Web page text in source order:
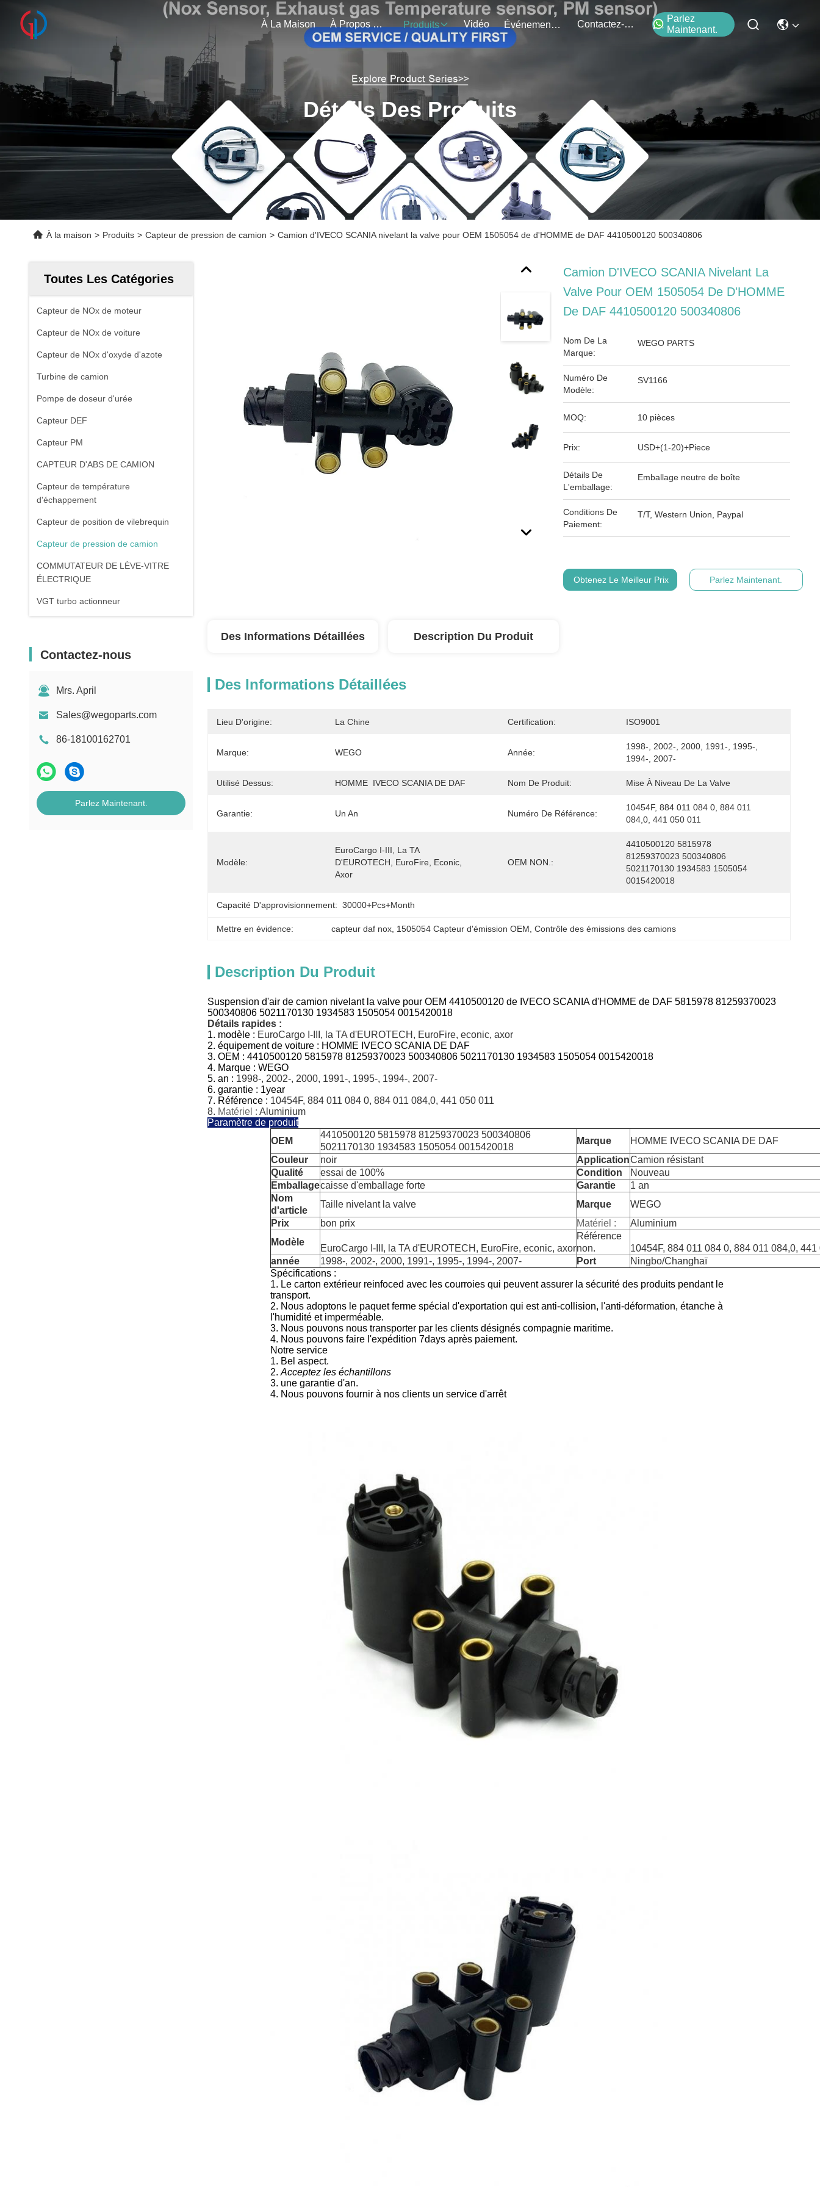
À La Maison À Propos De Nous Produits Vidéo Événements Contactez-Nous
Parlez
Maintenant.
Détails Des Produits
À la maison > Produits > Capteur de pression de camion > Camion d'IVECO SCANIA nivelant la valve pour OEM 1505054 de d'HOMME de DAF 4410500120 500340806
Toutes Les Catégories
Capteur de NOx de moteur
Capteur de NOx de voiture
Capteur de NOx d'oxyde d'azote
Turbine de camion
Pompe de doseur d'urée
Capteur DEF
Capteur PM
CAPTEUR D'ABS DE CAMION
Capteur de température
d'échappement
Capteur de position de vilebrequin
Capteur de pression de camion
COMMUTATEUR DE LÈVE-VITRE
ÉLECTRIQUE
VGT turbo actionneur
Contactez-nous
Mrs. April
Sales@wegoparts.com
86-18100162701
Parlez Maintenant.
Camion D'IVECO SCANIA Nivelant La
Valve Pour OEM 1505054 De D'HOMME
De DAF 4410500120 500340806
Nom De La
Marque:
WEGO PARTS
Numéro De
Modèle:
SV1166
MOQ: 10 pièces
Prix: USD+(1-20)+Piece
Détails De
L'emballage:
Emballage neutre de boîte
Conditions De
Paiement:
T/T, Western Union, Paypal
Obtenez Le Meilleur Prix Parlez Maintenant.
Des Informations Détaillées Description Du Produit
Des Informations Détaillées
Lieu D'origine: La Chine Certification: ISO9001
Marque: WEGO Année:
1998-, 2002-, 2000, 1991-, 1995-,
1994-, 2007-
Utilisé Dessus: HOMME  IVECO SCANIA DE DAF Nom De Produit: Mise À Niveau De La Valve
Garantie: Un An Numéro De Référence:
10454F, 884 011 084 0, 884 011
084,0, 441 050 011
Modèle:
EuroCargo I-III, La TA
D'EUROTECH, EuroFire, Econic,
Axor
OEM NON.:
4410500120 5815978
81259370023 500340806
5021170130 1934583 1505054
0015420018
Capacité D'approvisionnement: 30000+Pcs+Month
Mettre en évidence: capteur daf nox 1505054 Capteur d'émission OEM , Contrôle des émissions des camions
Description Du Produit
Suspension d'air de camion nivelant la valve pour OEM 4410500120 de IVECO SCANIA d'HOMME de DAF 5815978 81259370023
500340806 5021170130 1934583 1505054 0015420018
Détails rapides :
1. modèle : EuroCargo I-III, la TA d'EUROTECH, EuroFire, econic, axor
2. équipement de voiture : HOMME IVECO SCANIA DE DAF
3. OEM : 4410500120 5815978 81259370023 500340806 5021170130 1934583 1505054 0015420018
4. Marque : WEGO
5. an : 1998-, 2002-, 2000, 1991-, 1995-, 1994-, 2007-
6. garantie : 1year
7. Référence : 10454F, 884 011 084 0, 884 011 084,0, 441 050 011
8. Matériel : Aluminium
Paramètre de produit
OEM
4410500120 5815978 81259370023 500340806
5021170130 1934583 1505054 0015420018
Marque
HOMME IVECO SCANIA DE DAF
Couleur
noir ApplicationCamion résistant
Qualité
essai de 100% Condition
Nouveau
Emballagecaisse d'emballage forte Garantie
1 an
Nom
d'article
Taille nivelant la valve Marque
WEGO
Prix
bon prix Matériel :
Aluminium
Modèle
EuroCargo I-III, la TA d'EUROTECH, EuroFire, econic, axor
Référence
non.
10454F, 884 011 084 0, 884 011 084,0, 441
année
1998-, 2002-, 2000, 1991-, 1995-, 1994-, 2007- Port
Ningbo/Changhaï
Spécifications :
1. Le carton extérieur reinfoced avec les courroies qui peuvent assurer la sécurité des produits pendant le
transport.
2. Nous adoptons le paquet ferme spécial d'exportation qui est anti-collision, l'anti-déformation, étanche à
l'humidité et imperméable.
3. Nous pouvons nous transporter par les clients désignés compagnie maritime.
4. Nous pouvons faire l'expédition 7days après paiement.
Notre service
1. Bel aspect.
2. Acceptez les échantillons
3. une garantie d'an.
4. Nous pouvons fournir à nos clients un service d'arrêt